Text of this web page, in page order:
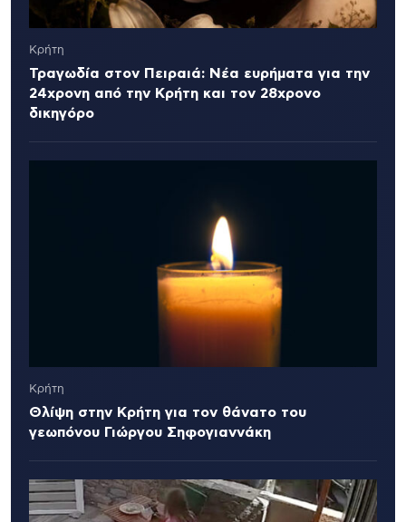
Κρήτη
Τραγωδία στον Πειραιά: Νέα ευρήματα για την
24χρονη από την Κρήτη και τον 28χρονο
δικηγόρο
Κρήτη
Θλίψη στην Κρήτη για τον θάνατο του
γεωπόνου Γιώργου Σηφογιαννάκη